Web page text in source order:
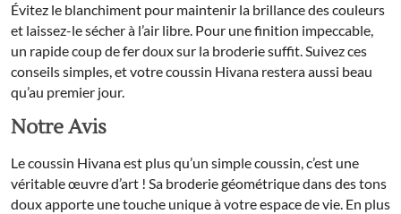
Évitez le blanchiment pour maintenir la brillance des couleurs
et laissez-le sécher à l’air libre. Pour une finition impeccable,
un rapide coup de fer doux sur la broderie suffit. Suivez ces
conseils simples, et votre coussin Hivana restera aussi beau
qu’au premier jour.
Notre Avis
Le coussin Hivana est plus qu’un simple coussin, c’est une
véritable œuvre d’art ! Sa broderie géométrique dans des tons
doux apporte une touche unique à votre espace de vie. En plus